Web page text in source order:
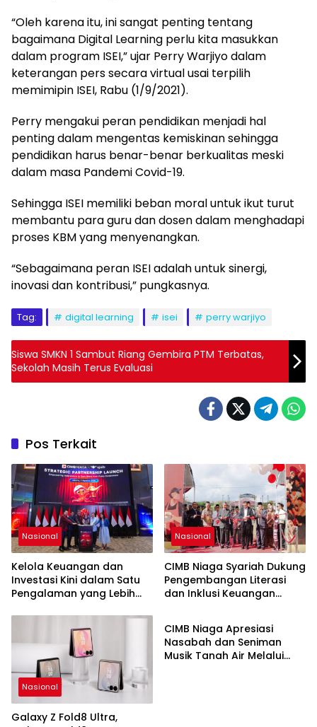
“Oleh karena itu, ini sangat penting tentang
bagaimana Digital Learning perlu kita masukkan
dalam program ISEI,” ujar Perry Warjiyo dalam
keterangan pers secara virtual usai terpilih
memimipin ISEI, Rabu (1/9/2021).
Perry mengakui peran pendidikan menjadi hal
penting dalam mengentas kemiskinan sehingga
pendidikan harus benar-benar berkualitas meski
dalam masa Pandemi Covid-19.
Sehingga ISEI memiliki beban moral untuk ikut turut
membantu para guru dan dosen dalam menghadapi
proses KBM yang menyenangkan.
“Sebagaimana peran ISEI adalah untuk sinergi,
inovasi dan kontribusi,” pungkasnya.
Tag: digital learning isei perry warjiyo
Siswa SMKN 1 Sambut Riang Gembira PTM Terbatas,
Sekolah Masih Terus Evaluasi
Pos Terkait
Nasional
Kelola Keuangan dan
Investasi Kini dalam Satu
Pengalaman yang Lebih
Niaga dan Ajaib
Nasional
CIMB Niaga Syariah Dukung
Pengembangan Literasi
dan Inklusi Keuangan
Nasional
Galaxy Z Fold8 Ultra,
Nasional
CIMB Niaga Apresiasi
Nasabah dan Seniman
Musik Tanah Air Melalui